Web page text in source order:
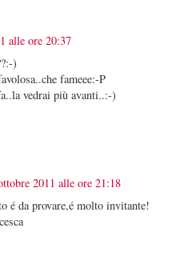
alle ore 20:37
)
fameee:-P
vedrai più avanti..:-)
2011 alle ore 21:18
é da provare,é molto invitante!